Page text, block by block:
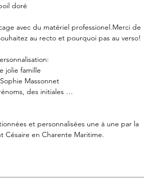
doré
avec du matériel professionel.Merci de
au recto et pourquoi pas au verso!
jolie famille
Massonnet
des initiales …
et personnalisées une à une par la
Césaire en Charente Maritime.